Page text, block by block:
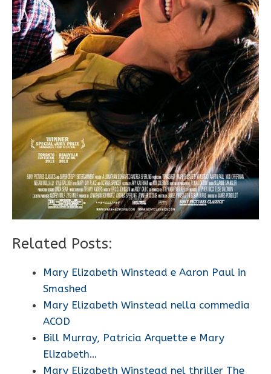
Related Posts:
Mary Elizabeth Winstead e Aaron Paul in
Smashed
Mary Elizabeth Winstead nella commedia
ACOD
Bill Murray, Patricia Arquette e Mary
Elizabeth…
Mary Elizabeth Winstead nel thriller The